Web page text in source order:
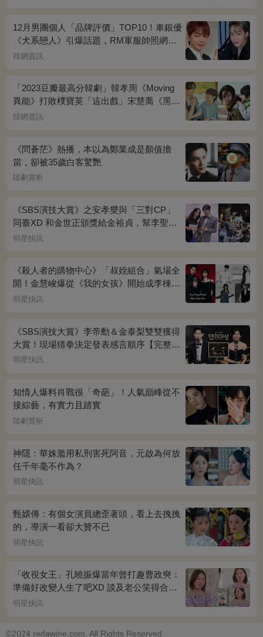
12月男團個人「品牌評價」TOP10！車銀優
《犬系戀人》引爆話題，RM軍服帥照網瘋
傳
韓網資訊
「2023豆瓣最高分韓劇」韓孝周《Moving
異能》打敗樸寶英「這出戲」宋慧喬《黑暗
榮耀》奪冠
韓網資訊
《問蒼茫》熱播，本以為鄭業成是顏值擔
當，卻被35歲白客驚艷
陸劇賞析
《SBS演技大賞》之安孝燮與「三對CP」
同臺XD 和金世正頒獎給金裕貞，幫李聖經
披外套超甜~
明星快訊
《殺人者的購物中心》「叔姪組合」氣場全
開！金慧峻爆從《我的女孩》開始成李棟旭
迷妹~
明星快訊
《SBS演技大賞》李帝勳＆金泰梨雙雙獲得
大賞！現場猜拳決定發表感言順序【完整得
獎名單】
明星快訊
知情人爆料肖戰很「奇葩」！人氣巔峰從不
接綜藝，有實力且踏實
陸劇賞析
神隱：華姝濫用私刑害死阿音，元啟為何放
任千年毫不作為？
明星快訊
甄嬛傳：有個女演員總歪著頭，看上去拽拽
的，導演一看卻大贊不已
明星快訊
「收視女王」孔曉振爆當年曾打趣曹政奭：
準備好改變人生了吧XD 談及老公笑得合不
攏嘴~
明星快訊
©2024 redawine.com. All Rights Reserved.